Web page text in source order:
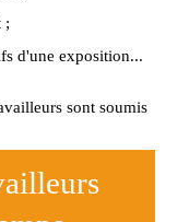
;
d'une exposition...
sont soumis